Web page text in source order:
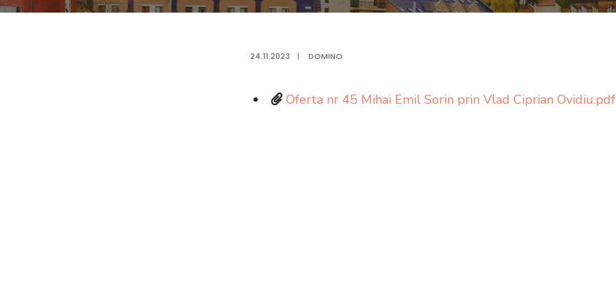
24.11.2023 | DOMINO
Oferta nr 45 Mihai Emil Sorin prin Vlad Ciprian Ovidiu.pdf